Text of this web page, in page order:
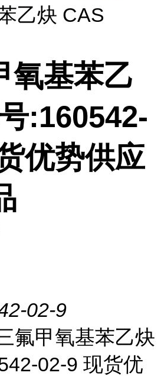
乙炔 CAS
氧基苯乙
:160542-
优势供应
02-9
氟甲氧基苯乙炔
02-9 现货优